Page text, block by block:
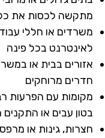
מתקשה לכסות את
משרדים או חללי
לאינטרנט בכל פינה
אזורים בבית או
חדרים מרוחקים
מקומות עם הפרעות
בטון עבים או
חצרות, גינות או